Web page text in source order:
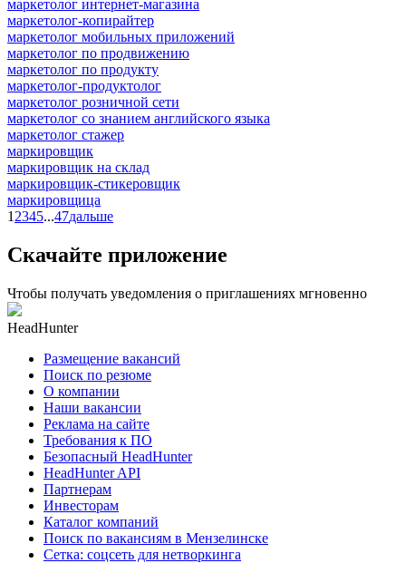
маркетолог интернет-магазина
маркетолог-копирайтер
маркетолог мобильных приложений
маркетолог по продвижению
маркетолог по продукту
маркетолог-продуктолог
маркетолог розничной сети
маркетолог со знанием английского языка
маркетолог стажер
маркировщик
маркировщик на склад
маркировщик-стикеровщик
маркировщица
1 2345...47дальше
Скачайте приложение
Чтобы получать уведомления о приглашениях мгновенно
HeadHunter
Размещение вакансий
Поиск по резюме
О компании
Наши вакансии
Реклама на сайте
Требования к ПО
Безопасный HeadHunter
HeadHunter API
Партнерам
Инвесторам
Каталог компаний
Поиск по вакансиям в Мензелинске
Сетка: соцсеть для нетворкинга